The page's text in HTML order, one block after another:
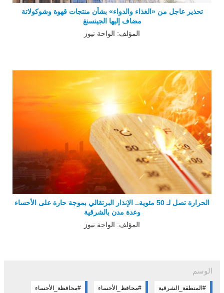
تحذير عاجل من «الغذاء والدواء» بشأن منتجات قهوة وشوكولاتة
مضاف إليها الجينسنغ
المؤلف: الواحة نيوز
الحرارة تصل لـ 50 مئوية.. الإنذار البرتقالي بموجة حارة على الأحساء
وعدة مدن بالشرقية
المؤلف: الواحة نيوز
الوسم
#المنطقة_الشرقية #محافظ_الأحساء #محافظة_الأحساء